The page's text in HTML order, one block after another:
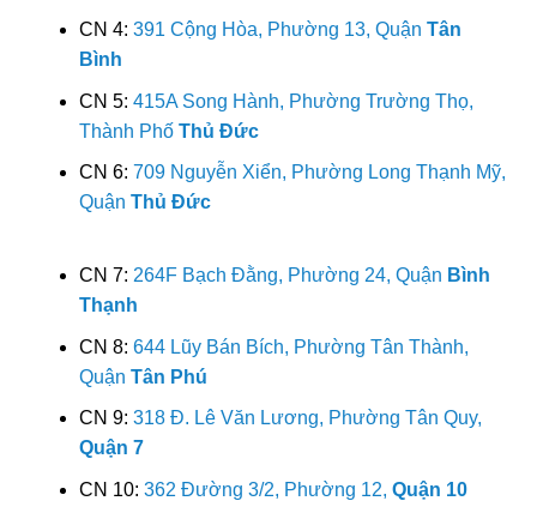
CN 4: 391 Cộng Hòa, Phường 13, Quận Tân
Bình
CN 5: 415A Song Hành, Phường Trường Thọ,
Thành Phố Thủ Đức
CN 6: 709 Nguyễn Xiển, Phường Long Thạnh Mỹ,
Quận Thủ Đức
CN 7: 264F Bạch Đằng, Phường 24, Quận Bình
Thạnh
CN 8: 644 Lũy Bán Bích, Phường Tân Thành,
Quận Tân Phú
CN 9: 318 Đ. Lê Văn Lương, Phường Tân Quy,
Quận 7
CN 10: 362 Đường 3/2, Phường 12, Quận 10